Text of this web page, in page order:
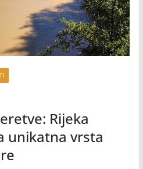
Rijeka
unikatna vrsta